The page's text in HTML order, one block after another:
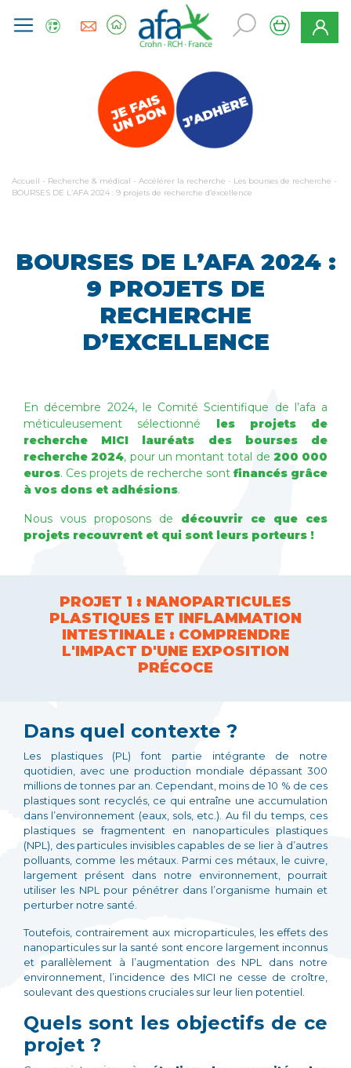
Accueil - Recherche & médical - Accélérer la recherche - Les bourses de recherche -
BOURSES DE L’AFA 2024 : 9 projets de recherche d’excellence
BOURSES DE L’AFA 2024 :
9 PROJETS DE
RECHERCHE
D’EXCELLENCE
En décembre 2024, le Comité Scientifique de l’afa a
méticuleusement sélectionné les projets de
recherche MICI lauréats des bourses de
recherche 2024, pour un montant total de 200 000
euros. Ces projets de recherche sont financés grâce
à vos dons et adhésions.
Nous vous proposons de
découvrir ce que ces
projets recouvrent et qui sont leurs porteurs !
PROJET 1 : NANOPARTICULES
PLASTIQUES ET INFLAMMATION
INTESTINALE : COMPRENDRE
L'IMPACT D'UNE EXPOSITION
PRÉCOCE
Dans quel contexte ?
Les plastiques (PL) font partie intégrante de notre
quotidien, avec une production mondiale dépassant 300
millions de tonnes par an. Cependant, moins de 10 % de ces
plastiques sont recyclés, ce qui entraîne une accumulation
dans l’environnement (eaux, sols, etc.). Au fil du temps, ces
plastiques se fragmentent en nanoparticules plastiques
(NPL), des particules invisibles capables de se lier à d’autres
polluants, comme les métaux. Parmi ces métaux, le cuivre,
largement présent dans notre environnement, pourrait
utiliser les NPL pour pénétrer dans l’organisme humain et
perturber notre santé.
Toutefois, contrairement aux microparticules, les effets des
nanoparticules sur la santé sont encore largement inconnus
et parallèlement à l’augmentation des NPL dans notre
environnement, l’incidence des MICI ne cesse de croître,
soulevant des questions cruciales sur leur lien potentiel.
Quels sont les objectifs de ce
projet ?